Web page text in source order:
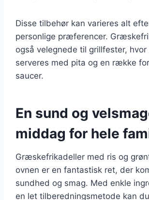
Disse tilbehør kan varieres alt
personlige præferencer.
også velegnede til grillfester, hvor
serveres med pita og en række
saucer.
En sund og
middag for hele
Græskefrikadeller med ris og
ovnen er en fantastisk ret, der
sundhed og smag. Med enkle
en let tilberedningsmetode kan